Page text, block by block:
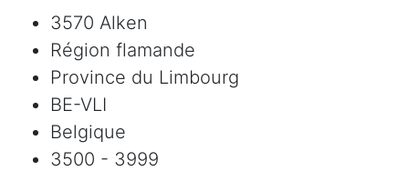
3570 Alken
Région flamande
Province du Limbourg
BE-VLI
Belgique
3500 - 3999